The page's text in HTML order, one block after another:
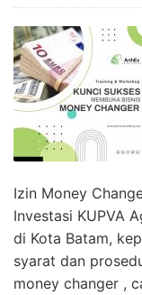
Izin Money
Investasi KUPVA
di Kota Batam,
syarat dan
money changer ,